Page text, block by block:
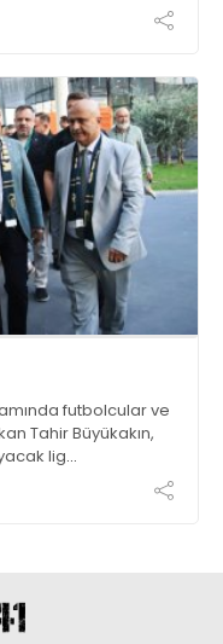
futbolcular ve
Tahir Büyükakın,
lig
dedi.